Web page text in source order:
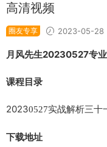
高清视频
圈友专享 2023-05-28
月风先生20230527专
课程目录
20230527实战解析三十
下载地址